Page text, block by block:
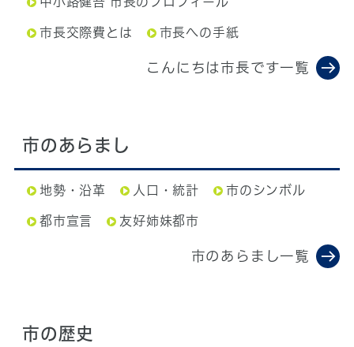
市長交際費とは 市長への手紙
こんにちは市長です一覧
市のあらまし
地勢・沿革 人口・統計 市のシンボル
都市宣言 友好姉妹都市
市のあらまし一覧
市の歴史